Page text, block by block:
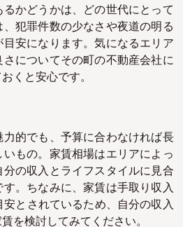
かどうかは、どの世代にとって
犯罪件数の少なさや夜道の明る
安になります。気になるエリア
についてその町の不動産会社に
くと安心です。
的でも、予算に合わなければ長
もの。家賃相場はエリアによっ
の収入とライフスタイルに見合
。ちなみに、家賃は手取り収入
とされているため、自分の収入
を検討してみてください。